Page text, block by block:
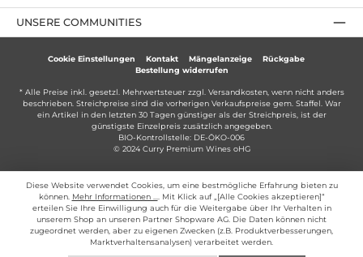
UNSERE COMMUNITIES
Cookie Einstellungen Kontakt Mängelanzeige
Rückgabe
Bestellung widerrufen
* Alle Preise inkl. gesetzl. Mehrwertsteuer zzgl. Versandkosten, wenn nicht anders
beschrieben. Streichpreise sind die vorherigen Verkaufspreise gem. Staffel. War
ein Artikel in den letzten 30 Tagen günstiger als der Streichpreis, ist der
günstigste Einzelpreis zusätzlich angegeben.
BIO-Kontrollstelle: DE-ÖKO-006
© 2024 Curry Premium Wines oHG
Diese Website verwendet Cookies, um eine bestmögliche Erfahrung bieten zu
können. Mehr Informationen ...
. Mit Klick auf „[Alle Cookies akzeptieren]“
erteilen Sie Ihre Einwilligung auch für die Weitergabe über Ihr Verhalten in
unserem Shop an unseren Partner Shopware AG. Die Daten können nicht
zugeordnet werden, aber zu eigenen Zwecken (z.B. Produktverbesserungen,
Marktverhaltensanalysen) verarbeitet werden.